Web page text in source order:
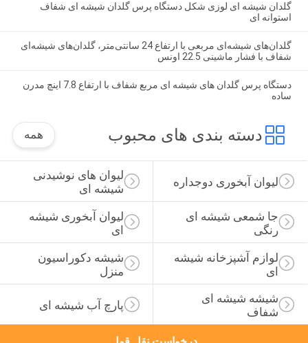
گلدان شیشه ای لوزی شکل دستگاه پرس گلدان شیشه ای شفاف
استوانه ای
گلدان‌های شیشه‌ای مربعی با ارتفاع 24 سانتی‌متر، گلدان‌های شیشه‌ای
شفاف با فشار ماشینی 22.5 اونس
دستگاه پرس گلدان های شیشه ای مربع شفاف با ارتفاع 7.8 اینچ مدرن
ساده
دسته بندی های محبوب همه
لیوان های نوشیدنی
شیشه ای
لیوان آبخوری دوجداره
لیوان آبخوری شیشه
ای
جا شمعی شیشه ای
رنگی
شیشه دکوراسیون
منزل
لوازم آشپزخانه شیشه
ای
پارچ آب شیشه ای
شیشه شیشه ای
شفاف